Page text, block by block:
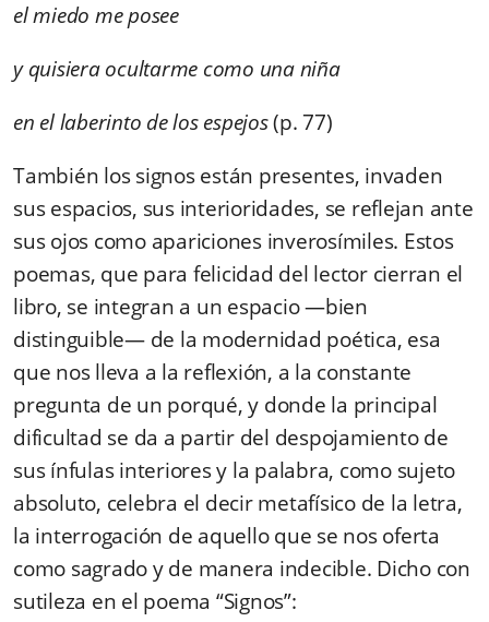
el miedo me posee
y quisiera ocultarme como una niña
en el laberinto de los espejos(p. 77)
También los signos están presentes, invaden
sus espacios, sus interioridades, se reflejan ante
sus ojos como apariciones inverosímiles. Estos
poemas, que para felicidad del lector cierran el
libro, se integran a un espacio —bien
distinguible— de la modernidad poética, esa
que nos lleva a la reflexión, a la constante
pregunta de un porqué, y donde la principal
dificultad se da a partir del despojamiento de
sus ínfulas interiores y la palabra, como sujeto
absoluto, celebra el decir metafísico de la letra,
la interrogación de aquello que se nos oferta
como sagrado y de manera indecible. Dicho con
sutileza en el poema “Signos”: